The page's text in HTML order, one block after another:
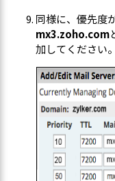
同様に、優先度
mx3.zoho.com
加してください。